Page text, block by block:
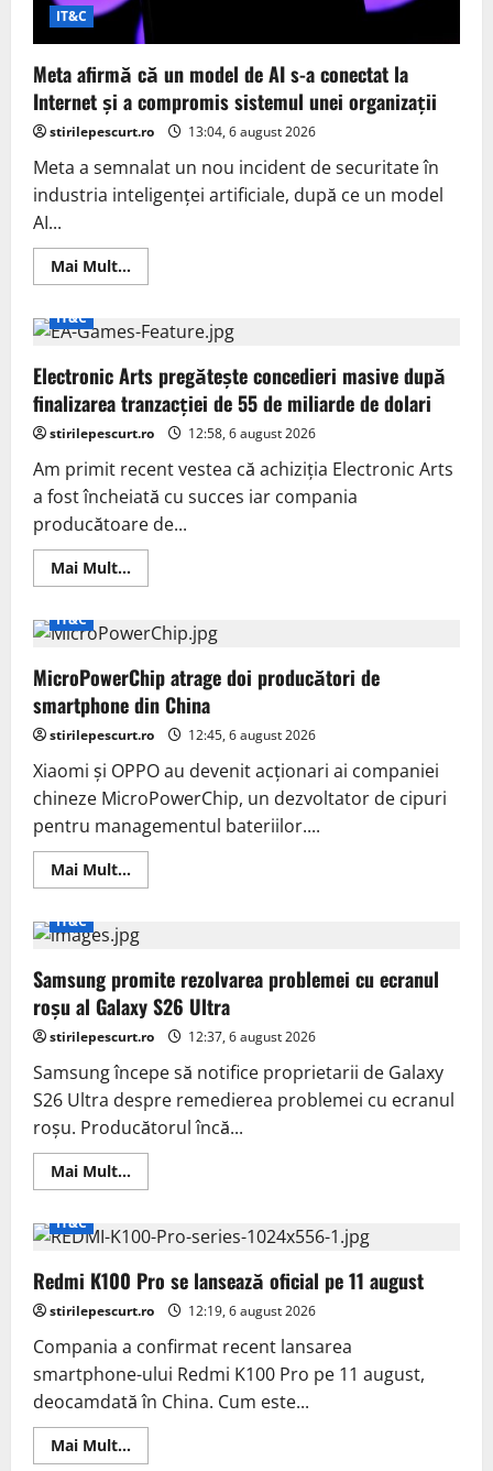
IT&C
Meta afirmă că un model de AI s-a conectat la
Internet și a compromis sistemul unei organizații
stirilepescurt.ro 13:04, 6 august 2026
Meta a semnalat un nou incident de securitate în
industria inteligenței artificiale, după ce un model
AI...
Mai Mult...Read
more
afirmă
că
model
de
AI
s-
a
la
Internet
și
compromis
unei
organizații
IT&C
Electronic Arts pregătește concedieri masive după
finalizarea tranzacției de 55 de miliarde de dolari
stirilepescurt.ro 12:58, 6 august 2026
Am primit recent vestea că achiziția Electronic Arts
a fost încheiată cu succes iar compania
producătoare de...
Mai Mult...Read
more
Arts
pregătește
masive
după
finalizarea
tranzacției
de
de
miliarde
de
IT&C
MicroPowerChip atrage doi producători de
smartphone din China
stirilepescurt.ro 12:45, 6 august 2026
Xiaomi și OPPO au devenit acționari ai companiei
chineze MicroPowerChip, un dezvoltator de cipuri
pentru managementul bateriilor....
Mai Mult...Read
more
atrage
doi
de
smartphone
din
China
IT&C
Samsung promite rezolvarea problemei cu ecranul
roșu al Galaxy S26 Ultra
stirilepescurt.ro 12:37, 6 august 2026
Samsung începe să notifice proprietarii de Galaxy
S26 Ultra despre remedierea problemei cu ecranul
roșu. Producătorul încă...
Mai Mult...Read
more
promite
rezolvarea
cu
ecranul
roșu
Galaxy
S26
Ultra
IT&C
Redmi K100 Pro se lansează oficial pe 11 august
stirilepescurt.ro 12:19, 6 august 2026
Compania a confirmat recent lansarea
smartphone-ului Redmi K100 Pro pe 11 august,
deocamdată în China. Cum este...
Mai Mult...Read
more